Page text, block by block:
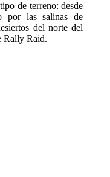
de terreno: desde
por las salinas de
del norte del
Rally Raid.